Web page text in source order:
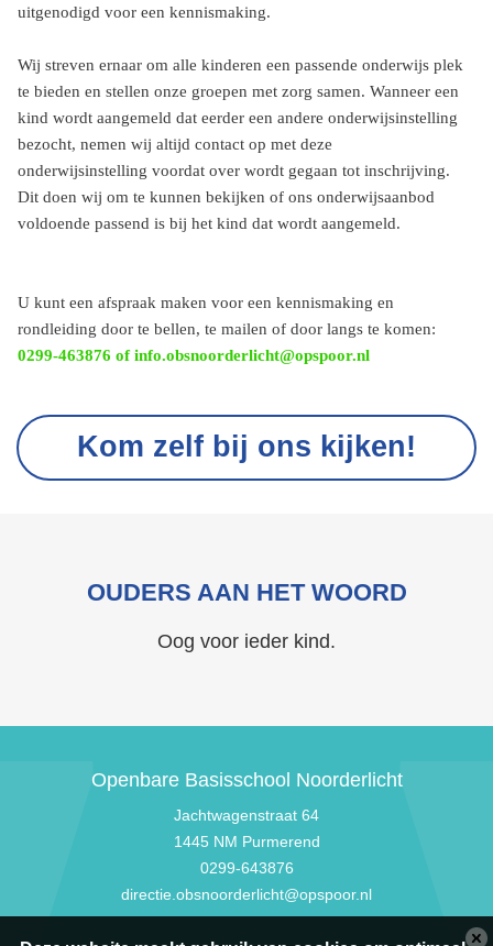
uitgenodigd voor een kennismaking.
Wij streven ernaar om alle kinderen een passende onderwijs plek
te bieden en stellen onze groepen met zorg samen. Wanneer een
kind wordt aangemeld dat eerder een andere onderwijsinstelling
bezocht, nemen wij altijd contact op met deze
onderwijsinstelling voordat over wordt gegaan tot inschrijving.
Dit doen wij om te kunnen bekijken of ons onderwijsaanbod
voldoende passend is bij het kind dat wordt aangemeld.
U kunt een afspraak maken voor een kennismaking en
rondleiding door te bellen, te mailen of door langs te komen:
0299-463876 of info.obsnoorderlicht@opspoor.nl
Kom zelf bij ons kijken!
OUDERS AAN HET WOORD
Oog voor ieder kind.
Openbare Basisschool Noorderlicht
Jachtwagenstraat 64
1445 NM Purmerend
0299-643876
directie.obsnoorderlicht@opspoor.nl